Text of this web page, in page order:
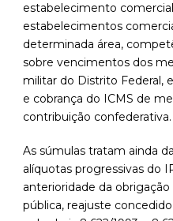
estabelecimento
estabelecimentos
determinada área,
sobre vencimentos dos
militar do Distrito Federal,
e cobrança do ICMS de
contribuição confederativa.
As súmulas tratam ainda
alíquotas progressivas do
anterioridade da
pública, reajuste